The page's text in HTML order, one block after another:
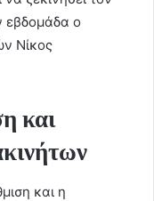
εβδομάδα ο
Νίκος
και
και η